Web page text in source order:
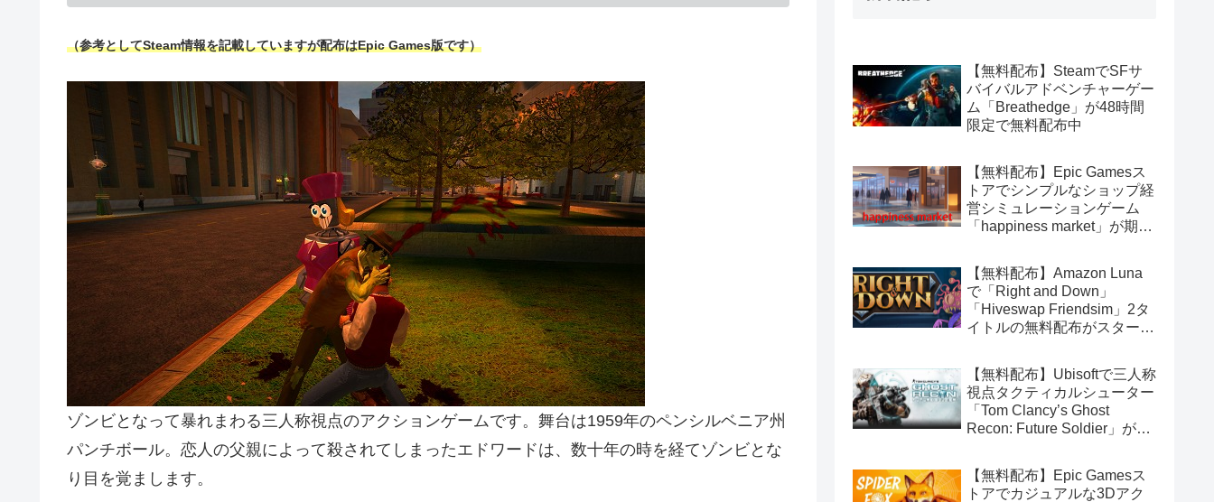
（参考としてSteam情報を記載していますが配布はEpic Games版です）
ゾンビとなって暴れまわる三人称視点のアクションゲームです。舞台は1959年のペンシルベニア州
パンチボール。恋人の父親によって殺されてしまったエドワードは、数十年の時を経てゾンビとな
り目を覚まします。
【無料配布】SteamでSFサ
バイバルアドベンチャーゲー
ム「Breathedge」が48時間
限定で無料配布中
【無料配布】Epic Gamesス
トアでシンプルなショップ経
営シミュレーションゲーム
「happiness market」が期間
【無料配布】Amazon Luna
で「Right and Down」
「Hiveswap Friendsim」2タ
イトルの無料配布がスタート
【無料配布】Ubisoftで三人称
視点タクティカルシューター
「Tom Clancy’s Ghost
Recon: Future Soldier」が期
Connect版）
【無料配布】Epic Gamesス
トアでカジュアルな3Dアク